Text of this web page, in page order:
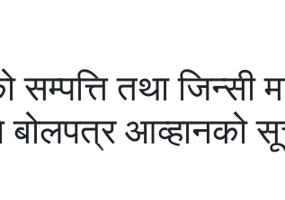
तथा जिन्सी
बोलपत्र आव्हानको